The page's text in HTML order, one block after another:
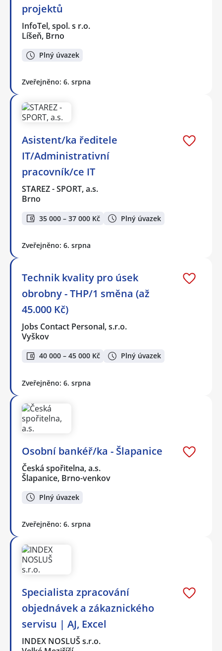
projektů
InfoTel, spol. s r.o.
Líšeň, Brno
Plný úvazek
Zveřejněno: 6. srpna
Asistent/ka ředitele
IT/Administrativní
pracovník/ce IT
STAREZ - SPORT, a.s.
Brno
35 000 – 37 000 Kč Plný úvazek
Zveřejněno: 6. srpna
Technik kvality pro úsek
obrobny - THP/1 směna (až
45.000 Kč)
Jobs Contact Personal, s.r.o.
Vyškov
40 000 – 45 000 Kč Plný úvazek
Zveřejněno: 6. srpna
Osobní bankéř/ka - Šlapanice
Česká spořitelna, a.s.
Šlapanice, Brno-venkov
Plný úvazek
Zveřejněno: 6. srpna
Specialista zpracování
objednávek a zákaznického
servisu | AJ, Excel
INDEX NOSLUŠ s.r.o.